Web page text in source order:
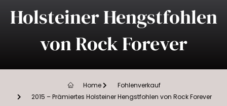
Holsteiner Hengstfohlen
von Rock Forever
Home
Fohlenverkauf
2015 – Prämiertes Holsteiner Hengstfohlen von Rock Forever